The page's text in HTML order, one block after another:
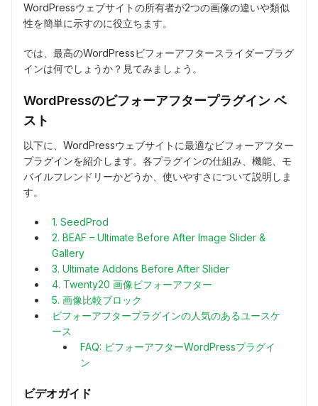
WordPressウェブサイトの所有者が2つの画像の違いや類似
性を簡単に示すのに役立ちます。
では、最高のWordPressビフォーアフタースライダープラグ
インは何でしょうか？見てみましょう。
WordPressのビフォーアフタープラグイン ベ
スト
以下に、WordPressウェブサイトに最適なビフォーアフター
プラグインを紹介します。各プラグインの仕組み、機能、モ
バイルフレンドリーかどうか、使いやすさについて説明しま
す。
1. SeedProd
2. BEAF – Ultimate Before After Image Slider &
Gallery
3. Ultimate Addons Before After Slider
4. Twenty20 画像ビフォーアフター
5. 画像比較ブロック
ビフォーアフタープラグインの人気のあるユースケ
ース
FAQ: ビフォーアフターWordPressプラグイ
ン
ビデオガイド